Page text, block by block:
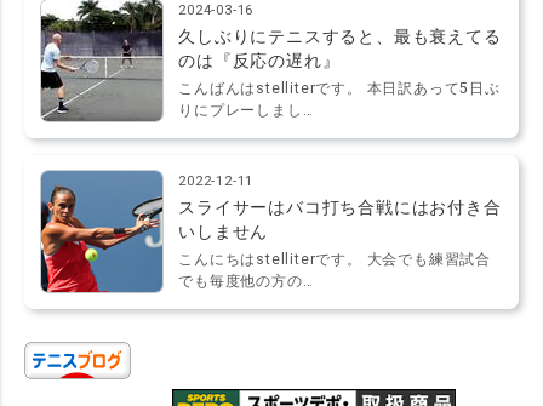
2024-03-16
久しぶりにテニスすると、最も衰えてる
のは『反応の遅れ』
こんばんはstelliterです。 本日訳あって5日ぶ
りにプレーしまし…
2022-12-11
スライサーはバコ打ち合戦にはお付き合
いしません
こんにちはstelliterです。 大会でも練習試合
でも毎度他の方の…